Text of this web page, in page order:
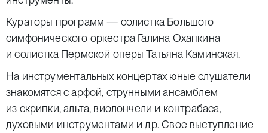
Кураторы программ — солистка Большого
симфонического оркестра Галина Охапкина
и солистка Пермской оперы Татьяна Каминская.
На инструментальных концертах юные слушатели
знакомятся с арфой, струнными ансамблем
из скрипки, альта, виолончели и контрабаса,
духовыми инструментами и др. Свое выступление